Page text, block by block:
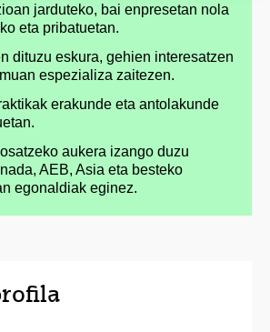
jarduteko, bai enpresetan nola
eta pribatuetan.
dituzu eskura, gehien interesatzen
espezializa zaitezen.
erakunde eta antolakunde
aukera izango duzu
AEB, Asia eta besteko
egonaldiak eginez.